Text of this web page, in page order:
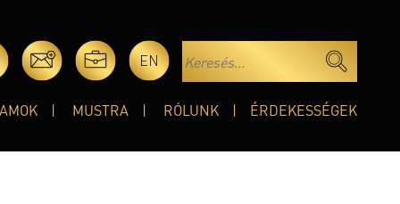
EN
MUSTRA RÓLUNK ÉRDEKESSÉGEK